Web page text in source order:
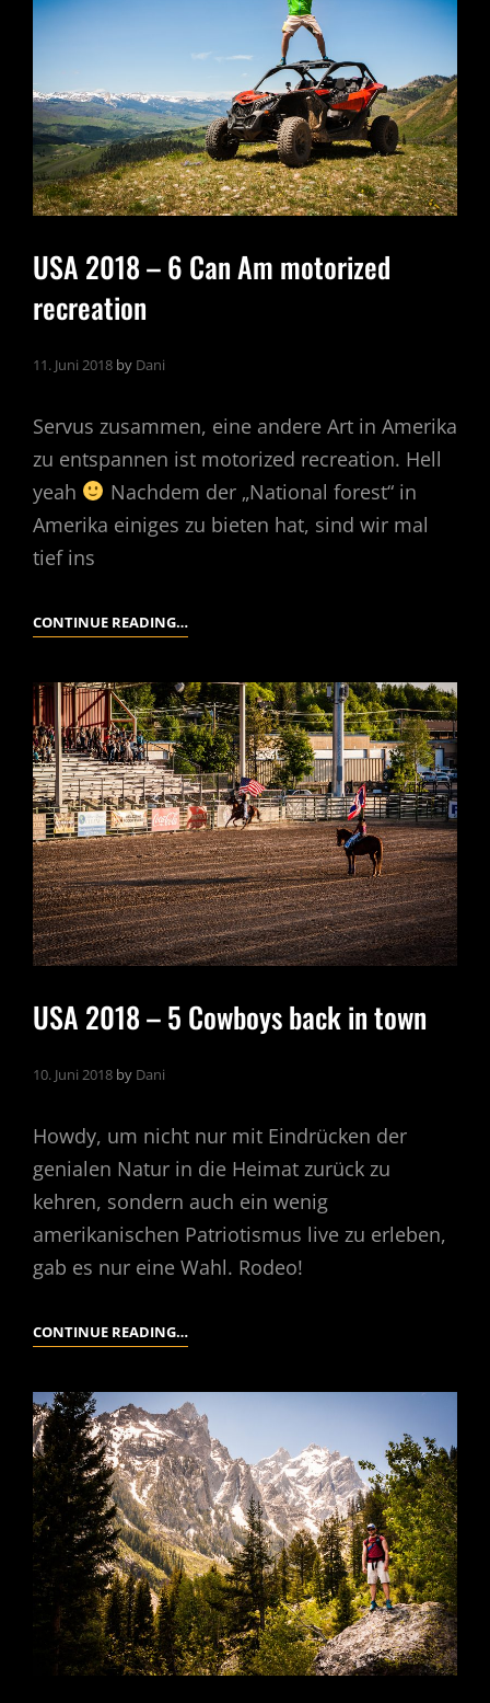
USA 2018 – 6 Can Am motorized
recreation
11. Juni 2018 by Dani
Servus zusammen, eine andere Art in Amerika
zu entspannen ist motorized recreation. Hell
yeah
Nachdem der „National forest“ in
Amerika einiges zu bieten hat, sind wir mal
tief ins
CONTINUE READING…USA
–
6
CAN
AM
MOTORIZED
RECREATION
USA 2018 – 5 Cowboys back in town
10. Juni 2018 by Dani
Howdy, um nicht nur mit Eindrücken der
genialen Natur in die Heimat zurück zu
kehren, sondern auch ein wenig
amerikanischen Patriotismus live zu erleben,
gab es nur eine Wahl. Rodeo!
CONTINUE READING…USA
–
5
COWBOYS
BACK
IN
TOWN